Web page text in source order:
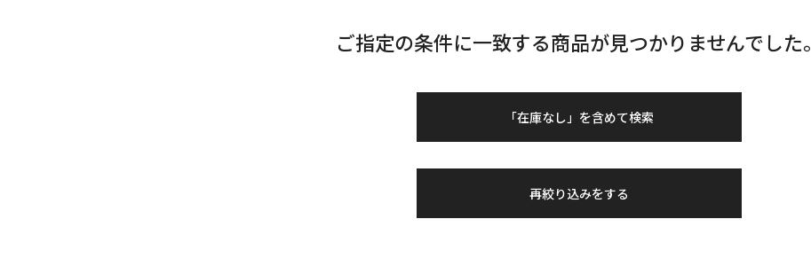
ご指定の条件に一致する商品が見つかりませんでした。
「在庫なし」を含めて検索
再絞り込みをする